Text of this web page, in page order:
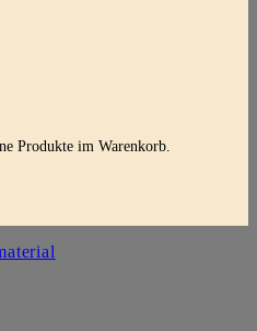
Produkte im Warenkorb.